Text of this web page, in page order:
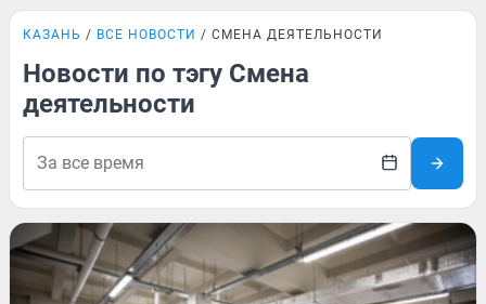
КАЗАНЬ ВСЕ НОВОСТИ СМЕНА ДЕЯТЕЛЬНОСТИ
Новости по тэгу Смена
деятельности